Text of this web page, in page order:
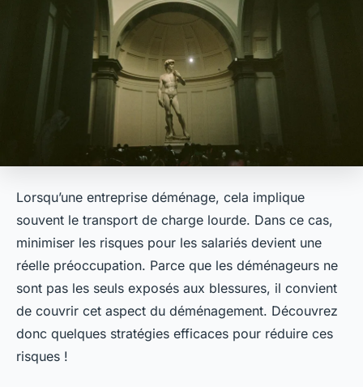
Lorsqu’une entreprise déménage, cela implique
souvent le transport de charge lourde. Dans ce cas,
minimiser les risques pour les salariés devient une
réelle préoccupation. Parce que les déménageurs ne
sont pas les seuls exposés aux blessures, il convient
de couvrir cet aspect du déménagement. Découvrez
donc quelques stratégies efficaces pour réduire ces
risques !